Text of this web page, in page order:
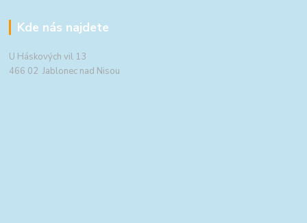
Kde nás najdete
U Háskových vil 13
466 02 Jablonec nad Nisou